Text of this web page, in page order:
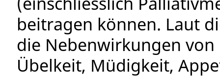
beitragen können. Laut
die Nebenwirkungen
Übelkeit, Müdigkeit,